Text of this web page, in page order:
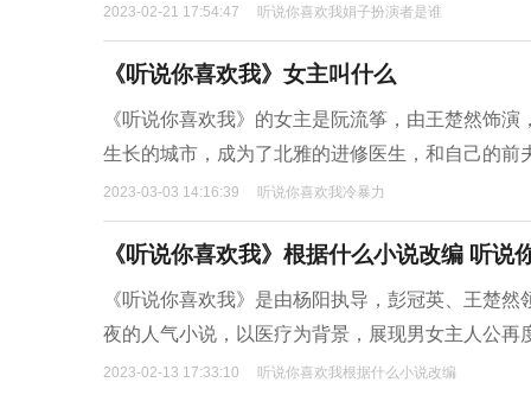
2023-02-21 17:54:47 听说你喜欢我娟子扮演者是谁
《听说你喜欢我》女主叫什么
《听说你喜欢我》的女主是阮流筝，由王楚然饰
生长的城市，成为了北雅的进修医生，和自己的前
2023-03-03 14:16:39 听说你喜欢我冷暴力
《听说你喜欢我》根据什么小说改编 听说
《听说你喜欢我》是由杨阳执导，彭冠英、王楚
夜的人气小说，以医疗为背景，展现男女主人公再
2023-02-13 17:33:10 听说你喜欢我根据什么小说改编